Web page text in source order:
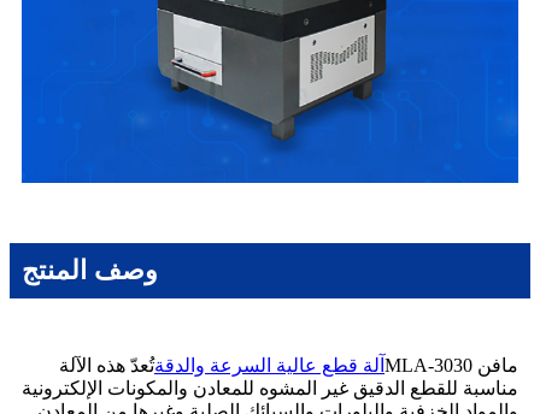
وصف المنتج
مافن MLA-3030 آلة قطع عالية السرعة والدقةتُعدّ هذه الآلة
مناسبة للقطع الدقيق غير المشوه للمعادن والمكونات الإلكترونية